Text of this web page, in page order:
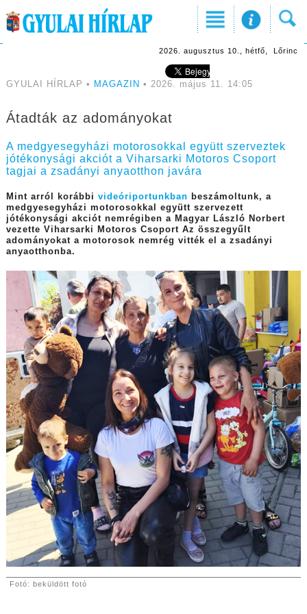
2026. augusztus 10., hétfő, Lőrinc
GYULAI HÍRLAP • MAGAZIN • 2026. május 11. 14:05
Átadták az adományokat
A medgyesegyházi motorosokkal együtt szerveztek
jótékonysági akciót a Viharsarki Motoros Csoport
tagjai a zsadányi anyaotthon javára
Mint arról korábbi videóriportunkban beszámoltunk, a
medgyesegyházi motorosokkal együtt szervezett
jótékonysági akciót nemrégiben a Magyar László Norbert
vezette Viharsarki Motoros Csoport Az összegyűlt
adományokat a motorosok nemrég vitték el a zsadányi
anyaotthonba.
Fotó: beküldött fotó